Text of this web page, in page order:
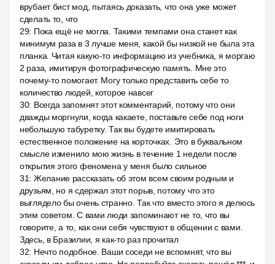
врубает бист мод, пытаясь доказать, что она уже может
сделать то, что
29: Пока ещё не могла. Такими темпами она станет как
минимум раза в 3 лучше меня, какой бы низкой не была эта
планка. Читая какую-то информацию из учебника, я моргаю
2 раза, имитируя фотографическую память. Мне это
почему-то помогает. Могу только представить себе то
количество людей, которое навсег
30: Всегда запомнят этот комментарий, потому что они
дважды моргнули, когда какаете, поставьте себе под ноги
небольшую табуретку. Так вы будете имитировать
естественное положение на корточках. Это в буквальном
смысле изменило мою жизнь в течение 1 недели после
открытия этого феномена у меня было сильное
31: Желание рассказать об этом всем своим родным и
друзьям, но я сдержал этот порыв, потому что это
выглядело бы очень странно. Так что вместо этого я делюсь
этим советом. С вами люди запоминают не то, что вы
говорите, а то, как они себя чувствуют в общении с вами.
Здесь, в Бразилии, я как-то раз прочитал
32: Нечто подобное. Ваши соседи не вспомнят, что вы